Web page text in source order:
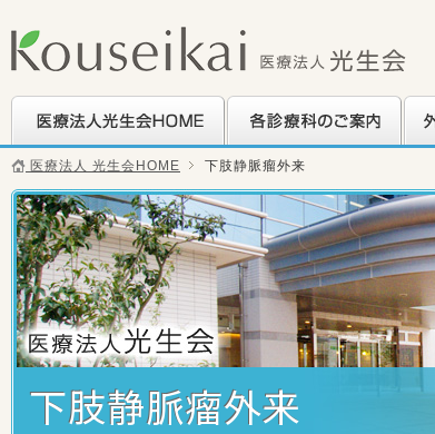
医療法人光生会HOME 各診療科のご案内 外
医療法人 光生会HOME 下肢静脈瘤外来
下肢静脈瘤外来